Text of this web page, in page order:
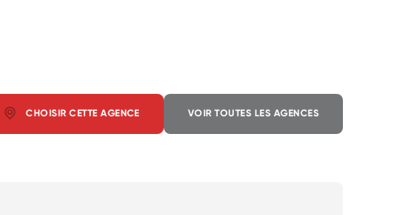
CHOISIR CETTE AGENCE VOIR TOUTES LES AGENCES